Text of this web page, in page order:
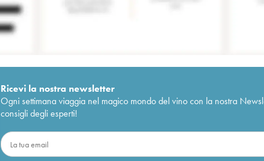
Ricevi la nostra newsletter
Ogni settimana viaggia nel magico mondo del vino con la nostra
consigli degli esperti!